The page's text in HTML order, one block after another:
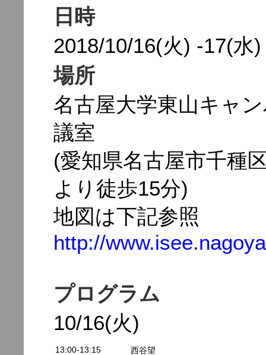
日時
2018/10/16(火) -17(水)
場所
名古屋大学東山キャ
議室
(愛知県名古屋市千種
より徒歩15分)
地図は下記参照
http://
プログラム
10/16(火)
13:00-13:15 西谷望